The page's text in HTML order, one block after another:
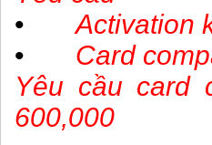
•Activation
• Card
Yêu cầu card
600,000